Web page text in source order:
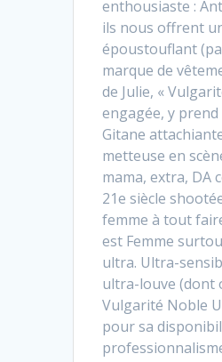
enthousiaste :
ils nous offrent
époustouflant
marque de
de Julie, «
engagée, y
Gitane
metteuse en
mama, extra, DA
21e siècle
femme à tout
est Femme
ultra. Ultra-
ultra-louve (dont
Vulgarité Noble
pour sa